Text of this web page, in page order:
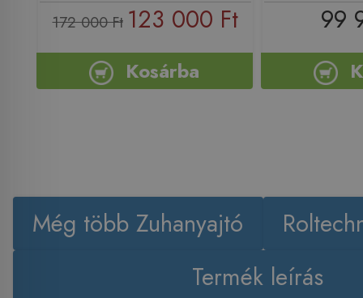
172 000 Ft 123 000 Ft
Kosárba
99
Még több Zuhanyajtó
Termék leírás